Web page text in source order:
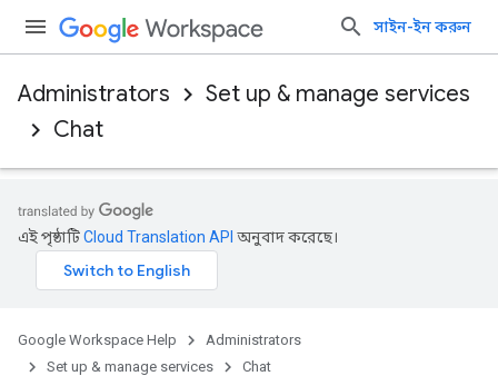
সাইন-ইন করুন
Administrators
Set up & manage services
Chat
এই পৃষ্ঠাটিCloud Translation API অনুবাদ করেছে।
Google Workspace Help
Administrators
Set up & manage services
Chat